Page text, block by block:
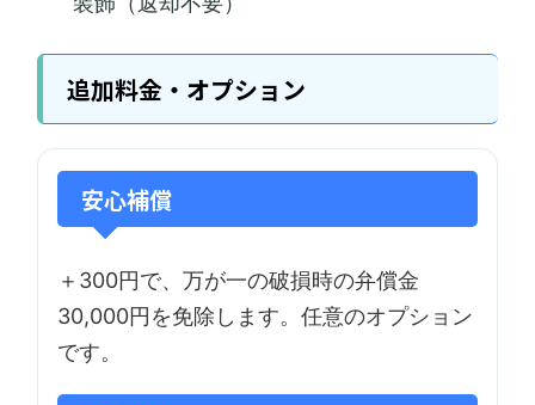
追加料金・オプション
安心補償
＋300円で、万が一の破損時の弁償金
30,000円を免除します。任意のオプション
です。